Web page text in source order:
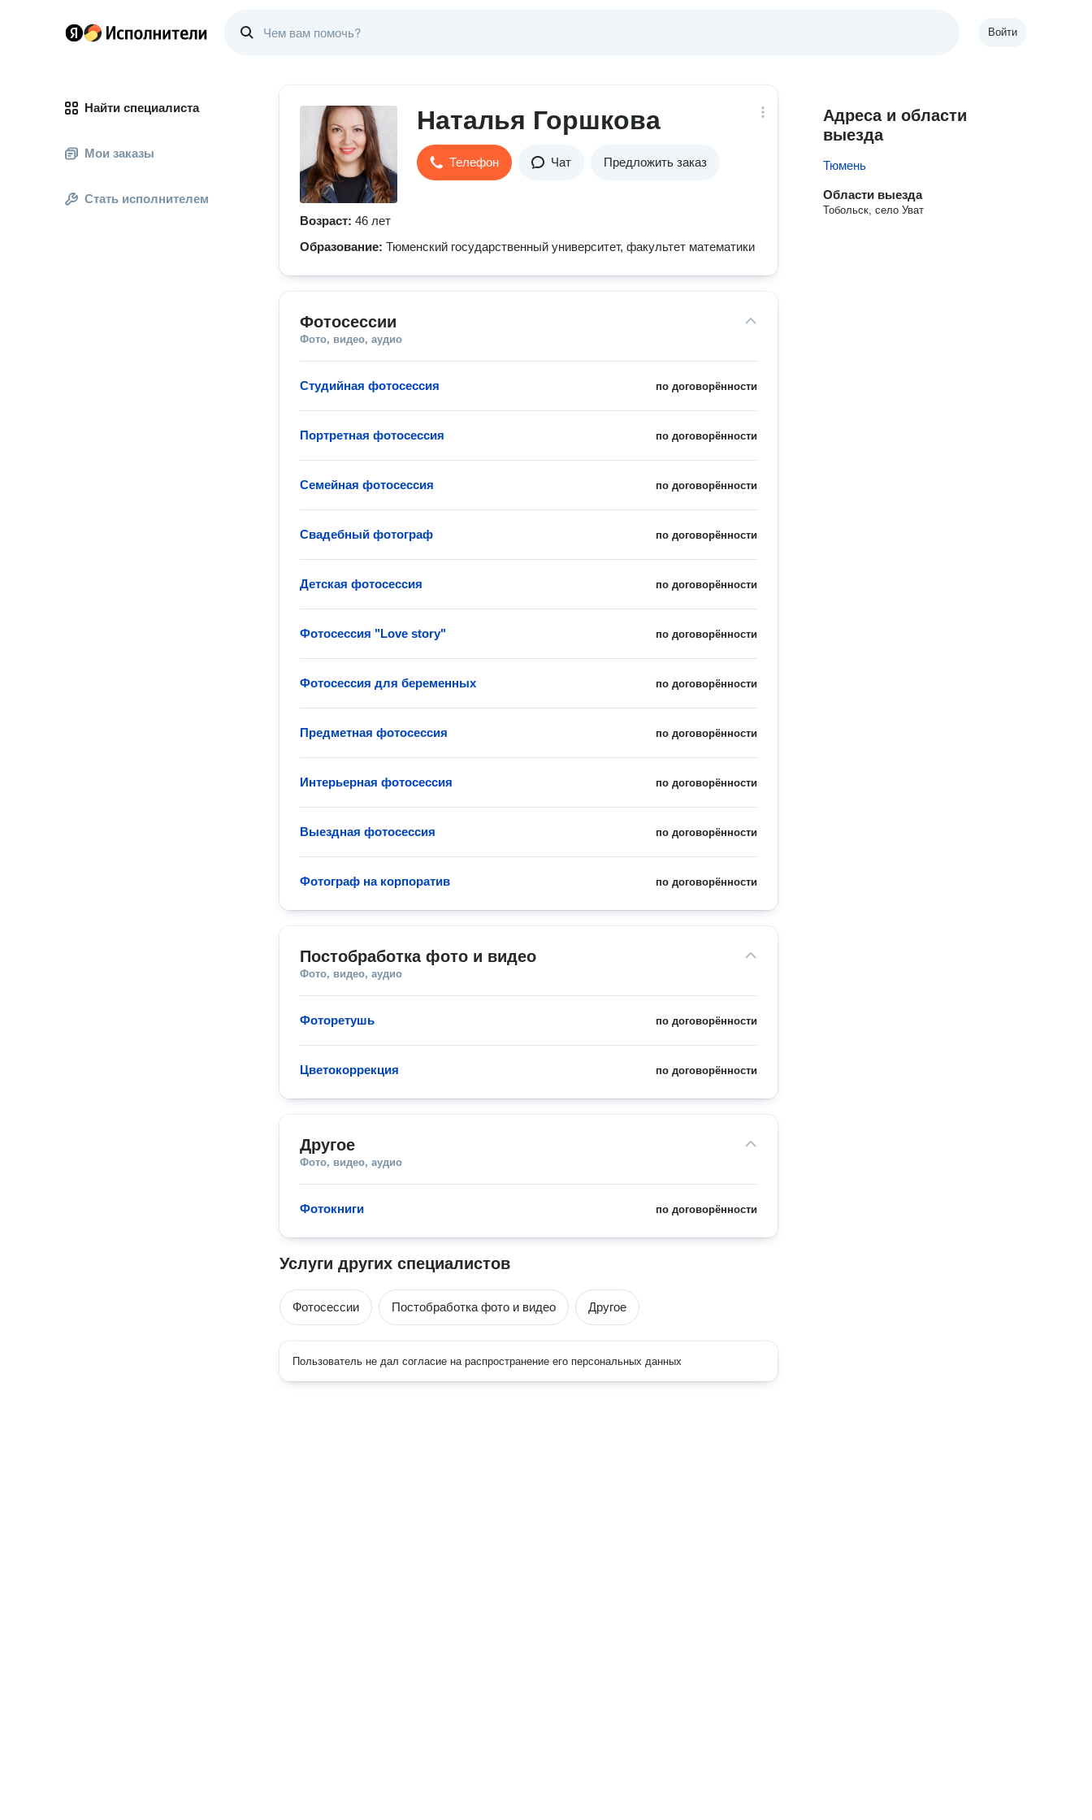
Войти
Найти специалиста
Мои заказы
Стать исполнителем
Наталья Горшкова
Телефон Чат Предложить заказ
Возраст: 46 лет
Образование: Тюменский государственный университет, факультет математики
Фотосессии
Фото, видео, аудио
по договорённости
Студийная фотосессия
по договорённости
Портретная фотосессия
по договорённости
Семейная фотосессия
по договорённости
Свадебный фотограф
по договорённости
Детская фотосессия
по договорённости
Фотосессия "Love story"
по договорённости
Фотосессия для беременных
по договорённости
Предметная фотосессия
по договорённости
Интерьерная фотосессия
по договорённости
Выездная фотосессия
по договорённости
Фотограф на корпоратив
Постобработка фото и видео
Фото, видео, аудио
по договорённости
Фоторетушь
по договорённости
Цветокоррекция
Другое
Фото, видео, аудио
по договорённости
Фотокниги
Услуги других специалистов
Фотосессии Постобработка фото и видео Другое
Пользователь не дал согласие на распространение его персональных данных
Адреса и области
выезда
Тюмень
Области выезда
Тобольск, село Уват